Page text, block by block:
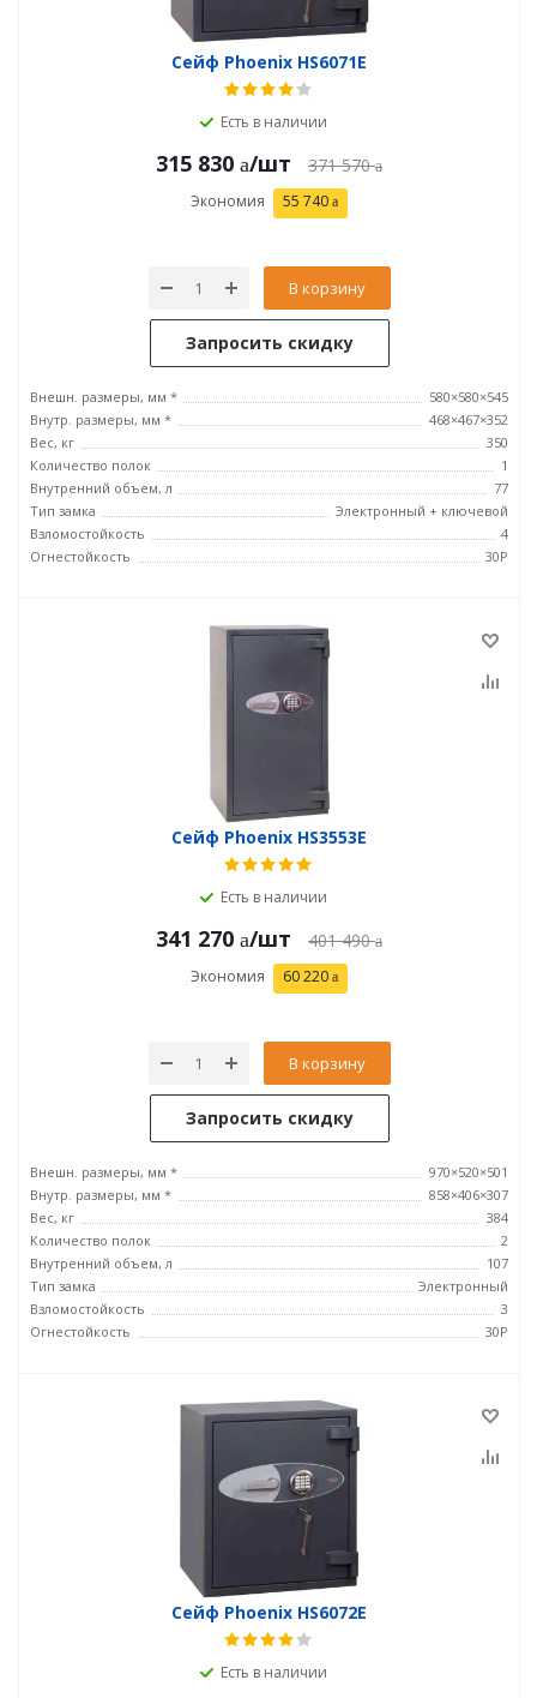
Сейф Phoenix HS6071E
Есть в наличии
315 830 /шт 371 570
Экономия 55 740
В корзину
Запросить скидку
Внешн. размеры, мм *
580×580×545
Внутр. размеры, мм *
468×467×352
Вес, кг
350
Количество полок
1
Внутренний объем, л
77
Тип замка
Электронный + ключевой
Взломостойкость
4
Огнестойкость
30P
Сейф Phoenix HS3553E
Есть в наличии
341 270 /шт 401 490
Экономия 60 220
В корзину
Запросить скидку
Внешн. размеры, мм *
970×520×501
Внутр. размеры, мм *
858×406×307
Вес, кг
384
Количество полок
2
Внутренний объем, л
107
Тип замка
Электронный
Взломостойкость
3
Огнестойкость
30P
Сейф Phoenix HS6072E
Есть в наличии